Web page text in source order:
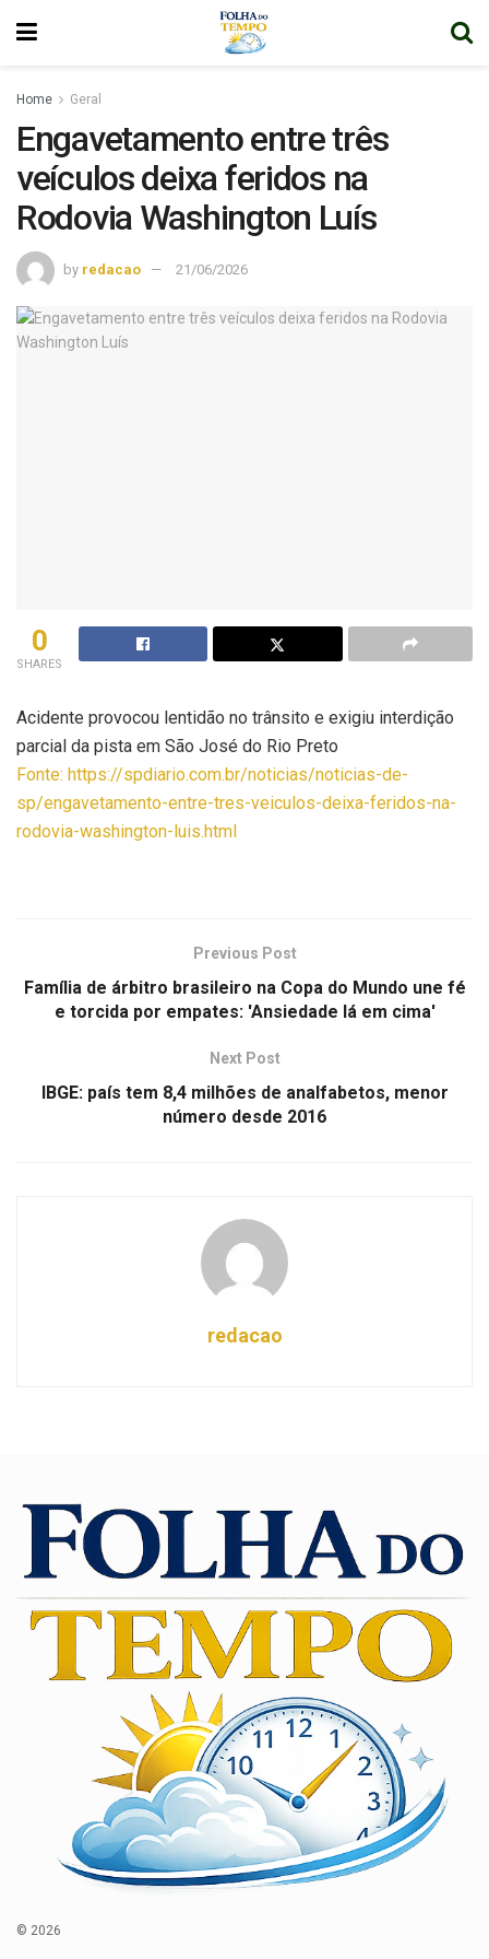
Home Geral
Engavetamento entre três
veículos deixa feridos na
Rodovia Washington Luís
by redacao 21/06/2026
0
SHARES
Acidente provocou lentidão no trânsito e exigiu interdição
parcial da pista em São José do Rio Preto
Fonte: https://spdiario.com.br/noticias/noticias-de-
sp/engavetamento-entre-tres-veiculos-deixa-feridos-na-
rodovia-washington-luis.html
Previous Post
Família de árbitro brasileiro na Copa do Mundo une fé
e torcida por empates: 'Ansiedade lá em cima'
Next Post
IBGE: país tem 8,4 milhões de analfabetos, menor
número desde 2016
redacao
© 2026